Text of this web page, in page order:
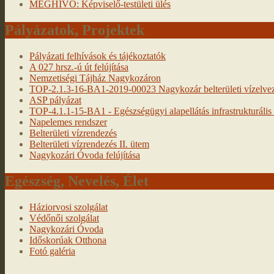
MEGHÍVÓ: Képviselő-testületi ülés
Pályázatok, Projektek
Pályázati felhívások és tájékoztatók
A 027 hrsz.-ú út felújítása
Nemzetiségi Tájház Nagykozáron
TOP-2.1.3-16-BA1-2019-00023 Nagykozár belterületi
ASP pályázat
TOP-4.1.1-15-BA1 - Egészségügyi alapellátás infrastrukturális
Napelemes rendszer
Belterületi vízrendezés
Belterületi vízrendezés II. ütem
Nagykozári Óvoda felújítása
Egészség, Nevelés, Élet
Háziorvosi szolgálat
Védőnői szolgálat
Nagykozári Óvoda
Időskorúak Otthona
Fotó galéria